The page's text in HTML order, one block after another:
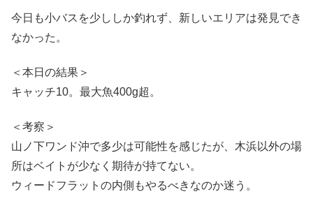
今日も小バスを少ししか釣れず、新しいエリアは発見でき
なかった。
＜本日の結果＞
キャッチ10。最大魚400g超。
＜考察＞
山ノ下ワンド沖で多少は可能性を感じたが、木浜以外の場
所はベイトが少なく期待が持てない。
ウィードフラットの内側もやるべきなのか迷う。